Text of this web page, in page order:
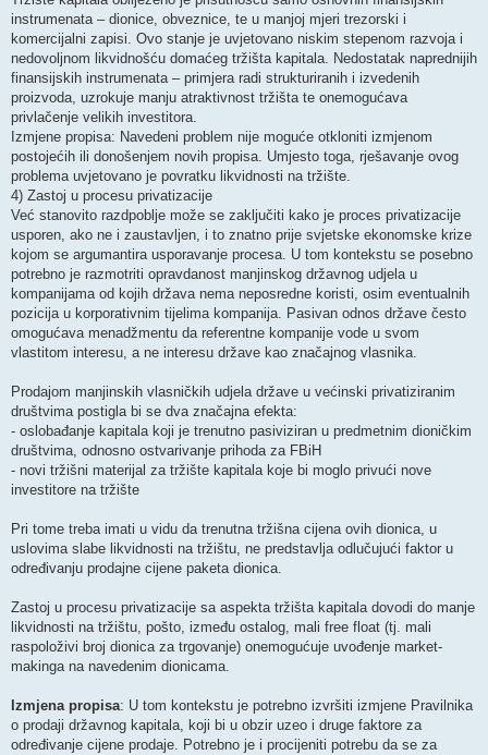
instrumenata – dionice, obveznice, te u manjoj mjeri trezorski i
komercijalni zapisi. Ovo stanje je uvjetovano niskim stepenom razvoja i
nedovoljnom likvidnošću domaćeg tržišta kapitala. Nedostatak naprednijih
finansijskih instrumenata – primjera radi strukturiranih i izvedenih
proizvoda, uzrokuje manju atraktivnost tržišta te onemogućava
privlačenje velikih investitora.
Izmjene propisa: Navedeni problem nije moguće otkloniti izmjenom
postojećih ili donošenjem novih propisa. Umjesto toga, rješavanje ovog
problema uvjetovano je povratku likvidnosti na tržište.
4) Zastoj u procesu privatizacije
Već stanovito razdpoblje može se zaključiti kako je proces privatizacije
usporen, ako ne i zaustavljen, i to znatno prije svjetske ekonomske krize
kojom se argumantira usporavanje procesa. U tom kontekstu se posebno
potrebno je razmotriti opravdanost manjinskog državnog udjela u
kompanijama od kojih država nema neposredne koristi, osim eventualnih
pozicija u korporativnim tijelima kompanija. Pasivan odnos države često
omogućava menadžmentu da referentne kompanije vode u svom
vlastitom interesu, a ne interesu države kao značajnog vlasnika.
Prodajom manjinskih vlasničkih udjela države u većinski privatiziranim
društvima postigla bi se dva značajna efekta:
- oslobađanje kapitala koji je trenutno pasiviziran u predmetnim dioničkim
društvima, odnosno ostvarivanje prihoda za FBiH
- novi tržišni materijal za tržište kapitala koje bi moglo privući nove
investitore na tržište
Pri tome treba imati u vidu da trenutna tržišna cijena ovih dionica, u
uslovima slabe likvidnosti na tržištu, ne predstavlja odlučujući faktor u
određivanju prodajne cijene paketa dionica.
Zastoj u procesu privatizacije sa aspekta tržišta kapitala dovodi do manje
likvidnosti na tržištu, pošto, između ostalog, mali free float (tj. mali
raspoloživi broj dionica za trgovanje) onemogućuje uvođenje market-
makinga na navedenim dionicama.
Izmjena propisa: U tom kontekstu je potrebno izvršiti izmjene Pravilnika
o prodaji državnog kapitala, koji bi u obzir uzeo i druge faktore za
određivanje cijene prodaje. Potrebno je i procijeniti potrebu da se za